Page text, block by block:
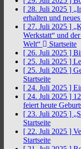
[ 28. Juli 2025 ]
erhalten und
[ 27. Juli 2025 ]
Werkstatt“ und
Welt“
Startseite
[ 26. Juli 2025 ]
[ 25. Juli 2025 ]
[ 25. Juli 2025 ]
Startseite
[ 24. Juli 2025 ]
[ 24. Juli 2025 ]
feiert heute
[ 23. Juli 2025 ]
Startseite
[ 22. Juli 2025 ]
Startseite